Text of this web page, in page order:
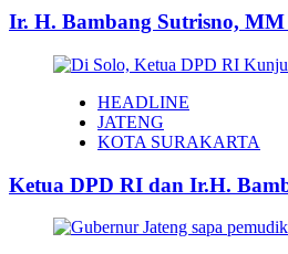
Ir. H. Bambang Sutrisno,
HEADLINE
JATENG
KOTA SURAKARTA
Ketua DPD RI dan Ir.H.